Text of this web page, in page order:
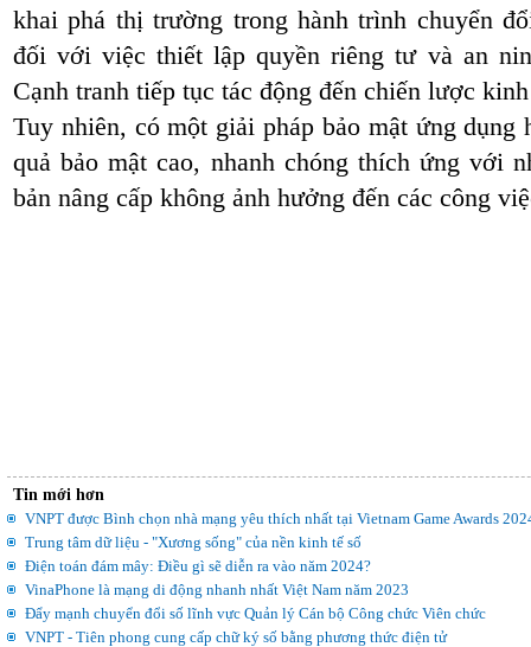
khai phá thị trường trong hành trình chuyển
đối với việc thiết lập quyền riêng tư và an
Cạnh tranh tiếp tục tác động đến chiến lược
Tuy nhiên, có một giải pháp bảo mật ứng dụng
quả bảo mật cao, nhanh chóng thích ứng với
bản nâng cấp không ảnh hưởng đến các công
Tin mới hơn
VNPT được Bình chọn nhà mạng yêu thích nhất tại Vietnam Game Awards
Trung tâm dữ liệu - "Xương sống" của nền kinh tế số
Điện toán đám mây: Điều gì sẽ diễn ra vào năm 2024?
VinaPhone là mạng di động nhanh nhất Việt Nam năm 2023
Đẩy mạnh chuyển đổi số lĩnh vực Quản lý Cán bộ Công chức Viên chức
VNPT - Tiên phong cung cấp chữ ký số bằng phương thức điện tử